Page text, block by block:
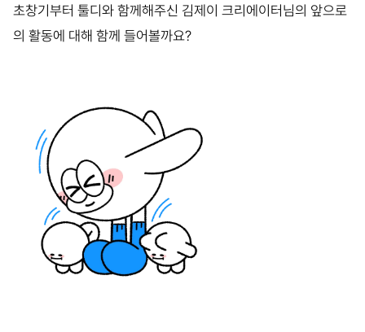
초창기부터 툴디와 함께해주신 김제이 크리에이터님의 앞으로
의 활동에 대해 함께 들어볼까요?